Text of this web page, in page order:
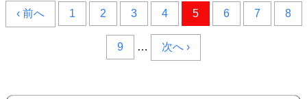
‹ 前へ 1 2 3 4 5 6 7 8
9 … 次へ ›